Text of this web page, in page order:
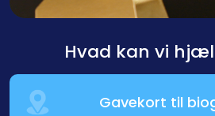
Hvad kan vi
Gavekort til